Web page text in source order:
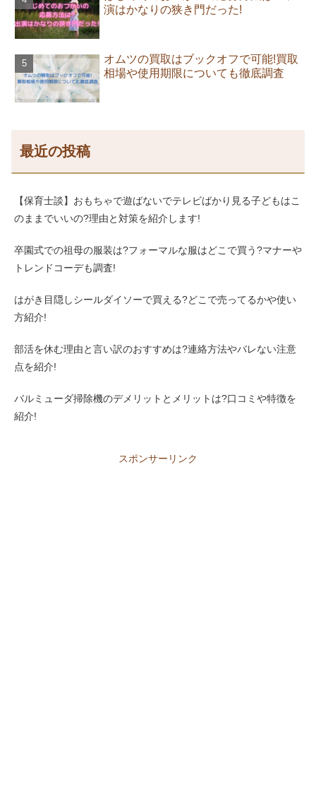
演はかなりの狭き門だった!
オムツの買取はブックオフで可能!買取
相場や使用期限についても徹底調査
最近の投稿
【保育士談】おもちゃで遊ばないでテレビばかり見る子どもはこ
のままでいいの?理由と対策を紹介します!
卒園式での祖母の服装は?フォーマルな服はどこで買う?マナーや
トレンドコーデも調査!
はがき目隠しシールダイソーで買える?どこで売ってるかや使い
方紹介!
部活を休む理由と言い訳のおすすめは?連絡方法やバレない注意
点を紹介!
バルミューダ掃除機のデメリットとメリットは?口コミや特徴を
紹介!
スポンサーリンク